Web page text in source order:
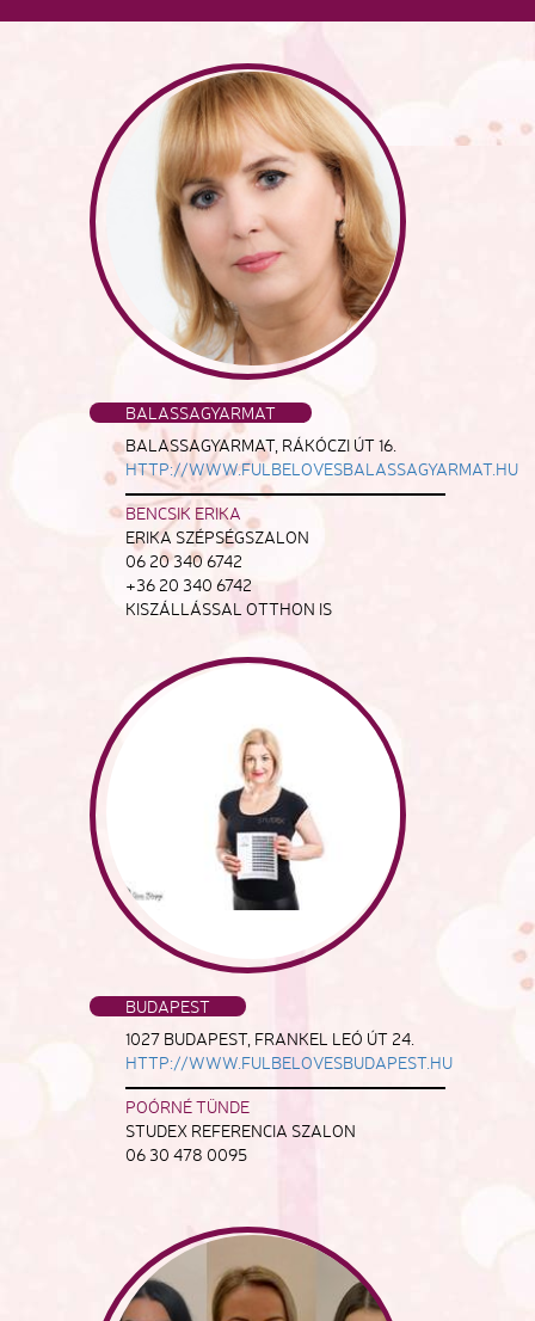
BALASSAGYARMAT
BALASSAGYARMAT, RÁKÓCZI ÚT 16.
HTTP://WWW.FULBELOVESBALASSAGYARMAT.HU
BENCSIK ERIKA
ERIKA SZÉPSÉGSZALON
06 20 340 6742
+36 20 340 6742
KISZÁLLÁSSAL OTTHON IS
BUDAPEST
1027 BUDAPEST, FRANKEL LEÓ ÚT 24.
HTTP://WWW.FULBELOVESBUDAPEST.HU
POÓRNÉ TÜNDE
STUDEX REFERENCIA SZALON
06 30 478 0095